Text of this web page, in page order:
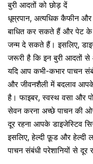
बुरी आदतों को छोड़ दें
धूम्रपान, अत्यधिक कैफीन
बाधित कर सकते हैं और पेट के
जन्म दे सकते हैं। इसलिए,
जरूरी है कि इन बुरी आदतों
यदि आप कभी-कभार पाचन
और जीवनशैली में बदलाव
है। फाइबर, स्वस्थ वसा और
सेवन करना अच्छे पाचन की
दूर रहना आपके डाइजेस्टिव
इसलिए, हेल्दी फ़ूड और हेल्दी
पाचन संबंधी परेशानियों से दूर